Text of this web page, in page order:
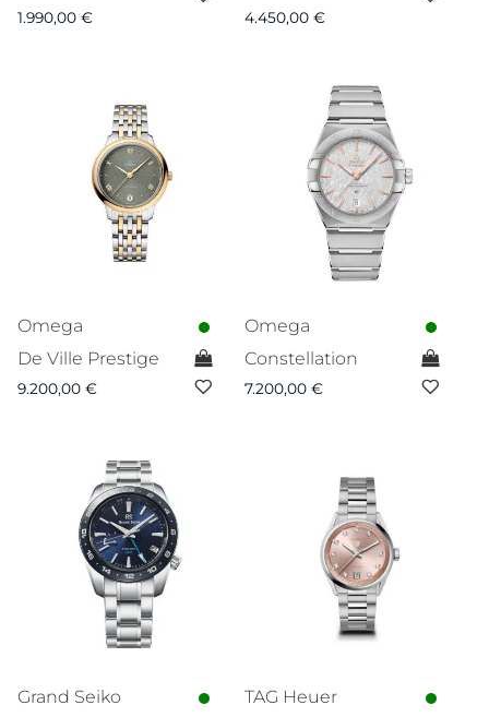
1.990,00 € 4.450,00 €
Omega
De Ville Prestige
9.200,00 €
Omega
Constellation
7.200,00 €
Grand Seiko
TAG Heuer